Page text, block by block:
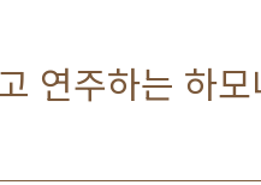
연주하는 하